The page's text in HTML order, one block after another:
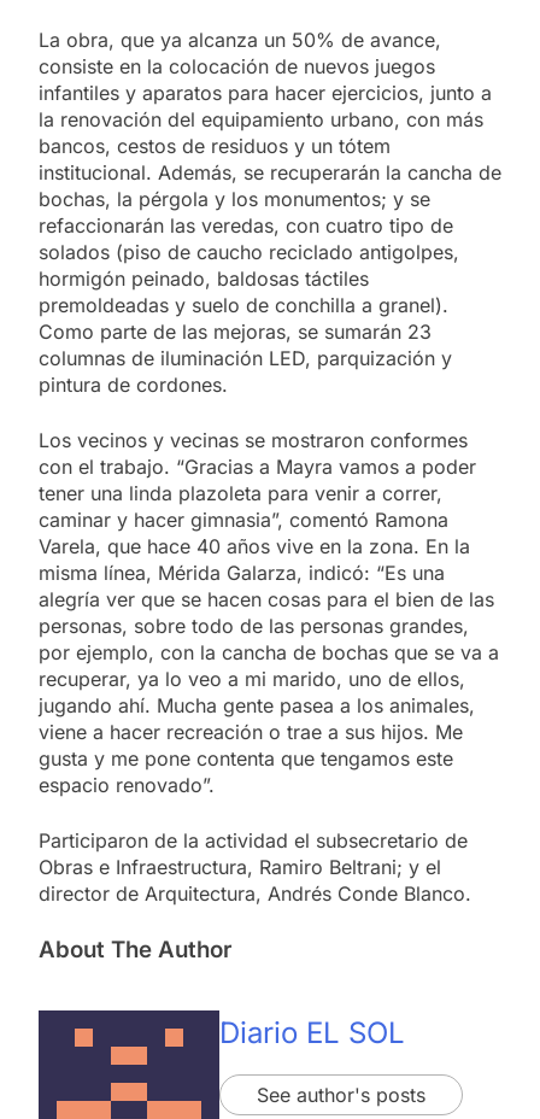
La obra, que ya alcanza un 50% de avance,
consiste en la colocación de nuevos juegos
infantiles y aparatos para hacer ejercicios, junto a
la renovación del equipamiento urbano, con más
bancos, cestos de residuos y un tótem
institucional. Además, se recuperarán la cancha de
bochas, la pérgola y los monumentos; y se
refaccionarán las veredas, con cuatro tipo de
solados (piso de caucho reciclado antigolpes,
hormigón peinado, baldosas táctiles
premoldeadas y suelo de conchilla a granel).
Como parte de las mejoras, se sumarán 23
columnas de iluminación LED, parquización y
pintura de cordones.
Los vecinos y vecinas se mostraron conformes
con el trabajo. “Gracias a Mayra vamos a poder
tener una linda plazoleta para venir a correr,
caminar y hacer gimnasia”, comentó Ramona
Varela, que hace 40 años vive en la zona. En la
misma línea, Mérida Galarza, indicó: “Es una
alegría ver que se hacen cosas para el bien de las
personas, sobre todo de las personas grandes,
por ejemplo, con la cancha de bochas que se va a
recuperar, ya lo veo a mi marido, uno de ellos,
jugando ahí. Mucha gente pasea a los animales,
viene a hacer recreación o trae a sus hijos. Me
gusta y me pone contenta que tengamos este
espacio renovado”.
Participaron de la actividad el subsecretario de
Obras e Infraestructura, Ramiro Beltrani; y el
director de Arquitectura, Andrés Conde Blanco.
About The Author
Diario EL SOL
See author's posts